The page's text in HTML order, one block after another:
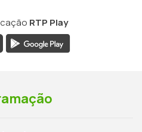
RTP Play